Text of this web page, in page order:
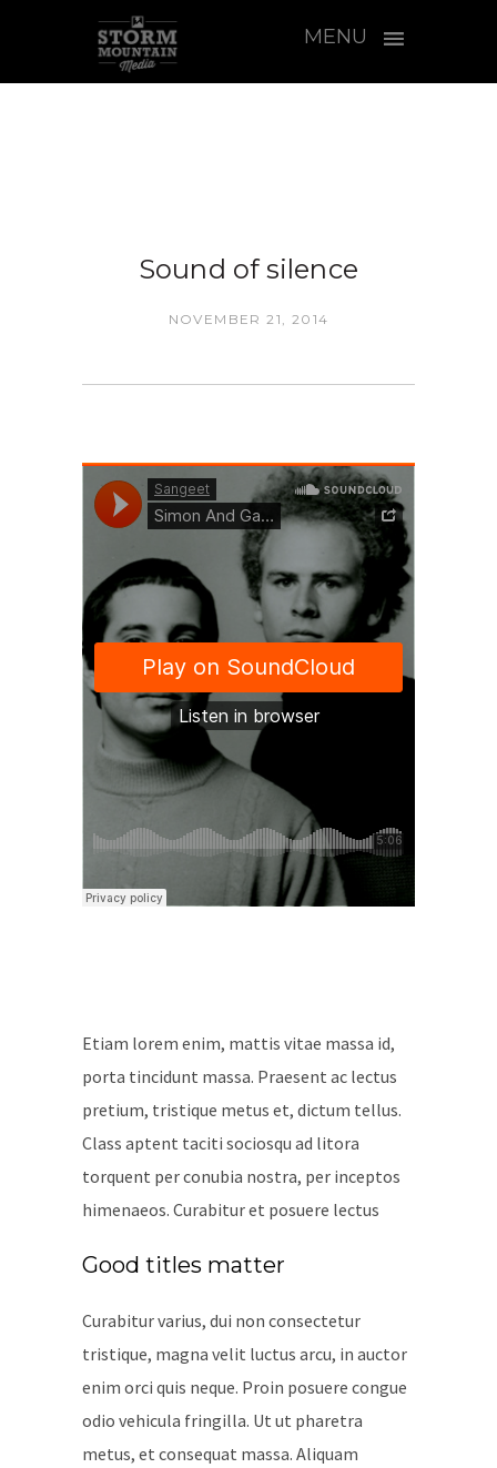
MENU
Sound of silence
NOVEMBER 21, 2014
Etiam lorem enim, mattis vitae massa id,
porta tincidunt massa. Praesent ac lectus
pretium, tristique metus et, dictum tellus.
Class aptent taciti sociosqu ad litora
torquent per conubia nostra, per inceptos
himenaeos. Curabitur et posuere lectus
Good titles matter
Curabitur varius, dui non consectetur
tristique, magna velit luctus arcu, in auctor
enim orci quis neque. Proin posuere congue
odio vehicula fringilla. Ut ut pharetra
metus, et consequat massa. Aliquam